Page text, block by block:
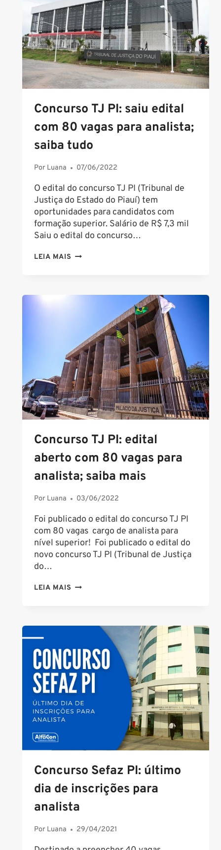
VAGAS
SOLDADO
COM
NÍVEL
SUPERIOR
Concurso TJ PI: saiu edital
com 80 vagas para analista;
saiba tudo
Por Luana 07/06/2022
O edital do concurso TJ PI (Tribunal de
Justiça do Estado do Piauí) tem
oportunidades para candidatos com
formação superior. Salário de R$ 7,3 mil
Saiu o edital do concurso…
LEIA MAIS CONCURSO
VAGAS
PARA
ANALISTA;
SAIBA
TUDO
Concurso TJ PI: edital
aberto com 80 vagas para
analista; saiba mais
Por Luana 03/06/2022
Foi publicado o edital do concurso TJ PI
com 80 vagas cargo de analista para
nível superior! Foi publicado o edital do
novo concurso TJ PI (Tribunal de Justiça
do…
LEIA MAIS CONCURSO
80
VAGAS
PARA
ANALISTA;
SAIBA
Concurso Sefaz PI: último
dia de inscrições para
analista
Por Luana 29/04/2021